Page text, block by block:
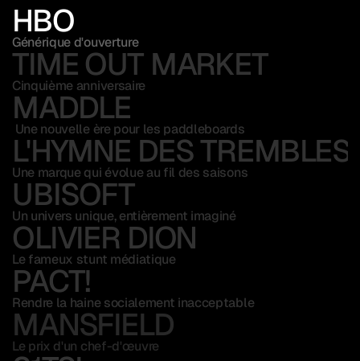
HBO
Générique d'ouverture
TIME OUT MARKET
Cinquième anniversaire
MADDLE
Une nouvelle ère pour les paddleboards
L'HYMNE DES TREMBLES
Une marque qui évolue au fil des saisons
UBISOFT
Un univers unique, entièrement imaginé
OLIVIER DION
Le fameux stunt médiatique
PACT!
Rendre la haine socialement inacceptable
MANSFIELD
Le prix d'un chef-d'œuvre